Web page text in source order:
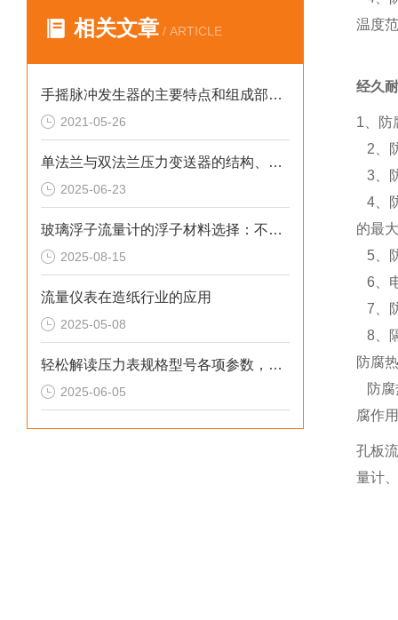
相关文章 / ARTICLE
手摇脉冲发生器的主要特点和组成部分介绍
2021-05-26
单法兰与双法兰压力变送器的结构、原理及应用分析
2025-06-23
玻璃浮子流量计的浮子材料选择：不锈钢 vs 塑料
2025-08-15
流量仪表在造纸行业的应用
2025-05-08
轻松解读压力表规格型号各项参数，精准挑选并使用压力表入门指南
2025-06-05
温度
经久
1、防
2、
3、
4、
的最
5、
6、
7、
8、
防腐
防腐
腐作
孔板
量计